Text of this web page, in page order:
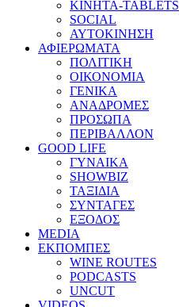
ΚΙΝΗΤΑ-TABLETS
SOCIAL
ΑΥΤΟΚΙΝΗΣΗ
ΑΦΙΕΡΩΜΑΤΑ
ΠΟΛΙΤΙΚΗ
ΟΙΚΟΝΟΜΙΑ
ΓΕΝΙΚΑ
ΑΝΑΔΡΟΜΕΣ
ΠΡΟΣΩΠΑ
ΠΕΡΙΒΑΛΛΟΝ
GOOD LIFE
ΓΥΝΑΙΚΑ
SHOWBIZ
ΤΑΞΙΔΙΑ
ΣΥΝΤΑΓΕΣ
ΕΞΟΔΟΣ
MEDIA
ΕΚΠΟΜΠΕΣ
WINE ROUTES
PODCASTS
UNCUT